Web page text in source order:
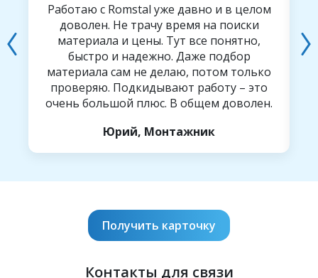
Работаю с Romstal уже давно и в целом
доволен. Не трачу время на поиски
материала и цены. Тут все понятно,
быстро и надежно. Даже подбор
материала сам не делаю, потом только
проверяю. Подкидывают работу – это
очень большой плюс. В общем доволен.
Юрий, Монтажник
Получить карточку
Контакты для связи